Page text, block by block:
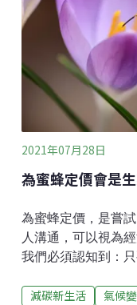
洋環境則有大約
（許多將在幾十年
Economy Forum,
的野生哺乳類面臨
在急速下降。
2021年07月28日
為蜜蜂定價會是
為蜜蜂定價，是嘗
人溝通，可以視為
我們必須認知到：
價值與價格人們將
減碳新生活 氣候